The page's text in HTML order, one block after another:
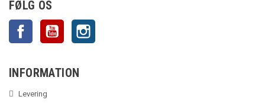
FØLG OS
Facebook YouTube
INFORMATION
Levering